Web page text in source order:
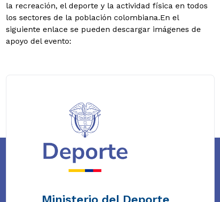
la recreación, el deporte y la actividad física en todos
los sectores de la población colombiana.En el
siguiente enlace se pueden descargar imágenes de
apoyo del evento: